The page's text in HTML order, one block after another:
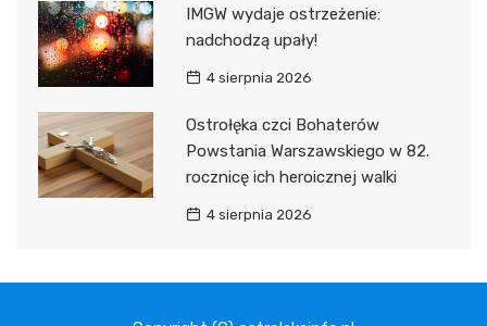
IMGW wydaje ostrzeżenie:
nadchodzą upały!
4 sierpnia 2026
Ostrołęka czci Bohaterów
Powstania Warszawskiego w 82.
rocznicę ich heroicznej walki
4 sierpnia 2026